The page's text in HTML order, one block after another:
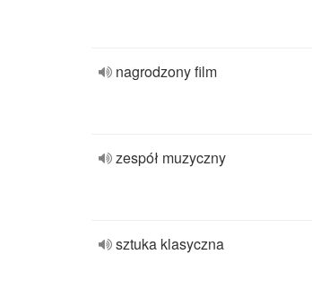
nagrodzony film
zespół muzyczny
sztuka klasyczna